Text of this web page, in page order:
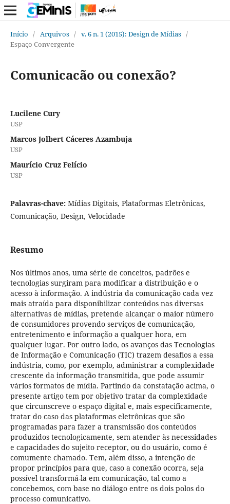
Início / Arquivos / v. 6 n. 1 (2015): Design de Mídias /
Espaço Convergente
Comunicacão ou conexão?
Lucilene Cury
USP
Marcos Jolbert Cáceres Azambuja
USP
Maurício Cruz Felício
USP
Palavras-chave: Mídias Digitais, Plataformas Eletrônicas,
Comunicação, Design, Velocidade
Resumo
Nos últimos anos, uma série de conceitos, padrões e
tecnologias surgiram para modificar a distribuição e o
acesso à informação. A indústria da comunicação cada vez
mais atraída para disponibilizar conteúdos nas diversas
alternativas de mídias, pretende alcançar o maior número
de consumidores provendo serviços de comunicação,
entretenimento e informação a qualquer hora, em
qualquer lugar. Por outro lado, os avanços das Tecnologias
de Informação e Comunicação (TIC) trazem desafios a essa
indústria, como, por exemplo, administrar a complexidade
crescente da informação transmitida, que pode assumir
vários formatos de mídia. Partindo da constatação acima, o
presente artigo tem por objetivo tratar da complexidade
que circunscreve o espaço digital e, mais especificamente,
tratar do caso das plataformas eletrônicas que são
programadas para fazer a transmissão dos conteúdos
produzidos tecnologicamente, sem atender às necessidades
e capacidades do sujeito receptor, ou do usuário, como é
comumente chamado. Tem, além disso, a intenção de
propor princípios para que, caso a conexão ocorra, seja
possível transformá-la em comunicação, tal como a
concebemos, com base no diálogo entre os dois polos do
processo comunicativo.